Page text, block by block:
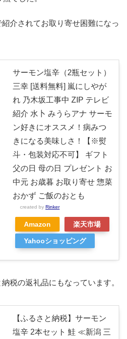
介されてお取り寄せ困難になっ
サーモン塩辛（2瓶セット）
三幸 [送料無料] 嵐にしやが
れ 乃木坂工事中 ZIP テレビ
紹介 水卜 みうらアナ サーモ
ン好きにオススメ！病みつ
きになる美味しさ！【※熨
斗・包装対応不可】 ギフト
父の日 母の日 プレゼント お
中元 お歳暮 お取り寄せ 惣菜
おかず ご飯のおとも
created by Rinker
Amazon 楽天市場
Yahooショッピング
税の返礼品にもなっています。
【ふるさと納税】サーモン
塩辛 2本セット 鮭 ≪新潟 三